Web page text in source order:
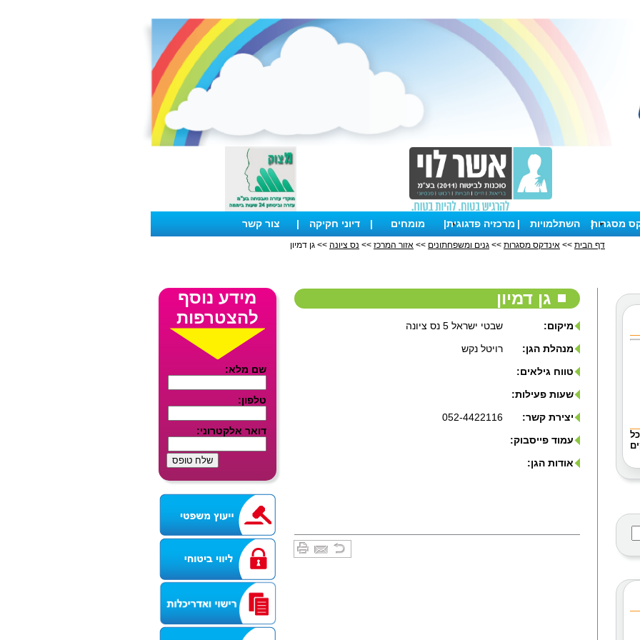
מסגרות
| השתלמויות | מרכזיה פדגוגית| מומחים | דיוני חקיקה | צור קשר
דף הבית >> אינדקס מסגרות >> גנים ומשפחתונים >> אזור המרכז >> נס ציונה >> גן דמיון
גן דמיון
מיקום:
שבטי ישראל 5 נס ציונה
מנהלת הגן:
רויטל נקש
טווח גילאים:
שעות פעילות:
יצירת קשר:
052-4422116
עמוד פייסבוק:
אודות הגן:
מידע נוסף
להצטרפות